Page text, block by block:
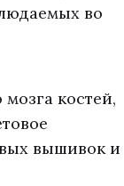
во
костей,
вышивок и